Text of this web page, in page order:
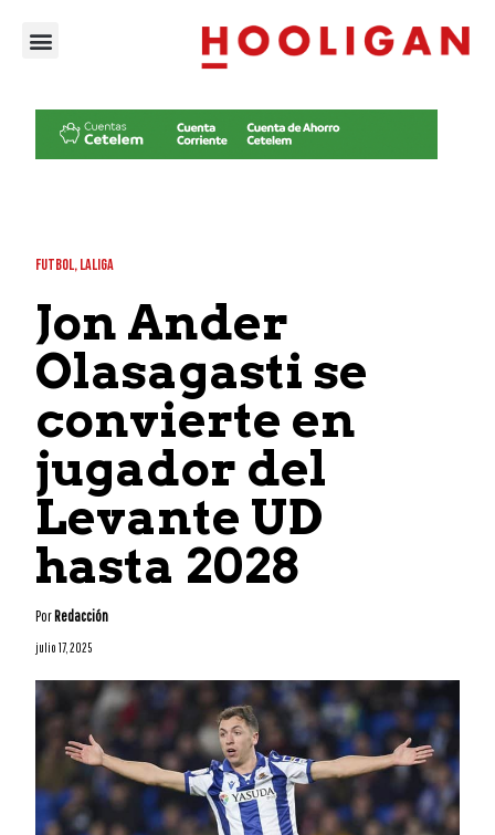
FUTBOL,LALIGA
Jon Ander
Olasagasti se
convierte en
jugador del
Levante UD
hasta 2028
PorRedacción
julio 17, 2025